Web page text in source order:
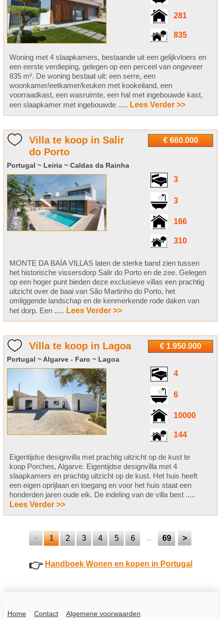
281
835
Woning met 4 slaapkamers, bestaande uit een gelijkvloers en
een eerste verdieping, gelegen op een perceel van ongeveer
835 m². De woning bestaat uit: een serre, een
woonkamer/eetkamer/keuken met kookeiland, een
voorraadkast, een wasruimte, een hal met ingebouwde kast,
een slaapkamer met ingebouwde ..... Lees Verder >>
€ 660.000
Villa te koop in Salir
do Porto
Portugal ~ Leiria ~ Caldas da Rainha
3
3
166
310
MONTE DA BAÍA VILLAS laten de sterke band zien tussen
het historische vissersdorp Salir do Porto en de zee. Gelegen
op een hoger punt bieden deze exclusieve villas een prachtig
uitzicht over de baai van São Martinho do Porto, het
omliggende landschap en de kenmerkende rode daken van
het dorp. Een ..... Lees Verder >>
€ 1.950.000
Villa te koop in Lagoa
Portugal ~ Algarve - Faro ~ Lagoa
4
6
10000
144
Eigentijdse designvilla met prachtig uitzicht op de kust te
koop Porches, Algarve. Eigentijdse designvilla met 4
slaapkamers en prachtig uitzicht op de kust. Het huis heeft
een eigen oprijlaan en toegang en voor het huis staat een
honderden jaren oude eik. De indeling van de villa best .....
Lees Verder >>
< 1 2 3 4 5 6 .... 69 >
👉 Handboek Wonen en kopen in Portugal
Home Contact Algemene voorwaarden